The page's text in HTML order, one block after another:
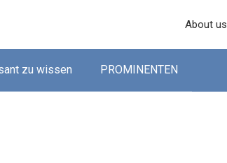
About us
zu wissen PROMINENTEN